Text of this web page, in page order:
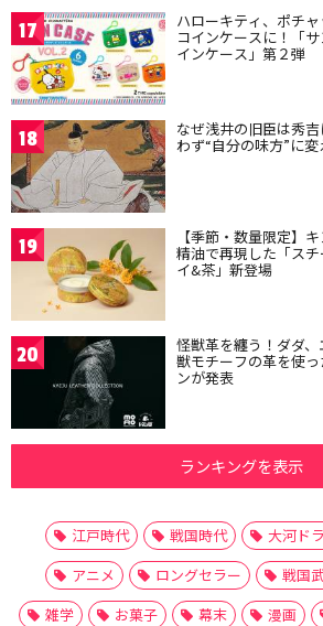
17 ハローキティ、ポチ
コインケースに！「
インケース」第２弾
18 なぜ浅井の旧臣は秀
わず“自分の味方”に
19 【季節・数量限定】
精油で再現した「ス
イ&茶」新登場
20 怪獣革を纏う！ダダ
獣モチーフの革を使
ンが発表
ランキングを表示
江戸時代 戦国時代 大河ド
アニメ
ロングセラー 戦国
雑学
お菓子 幕末 漫画